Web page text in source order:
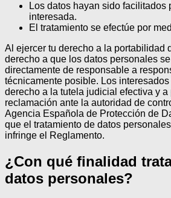
Los datos hayan sido facilitados
interesada.
El tratamiento se efectúe por
Al ejercer tu derecho a la portabilidad
derecho a que los datos personales
directamente de responsable a
técnicamente posible. Los
derecho a la tutela judicial efectiva y a
reclamación ante la autoridad de
Agencia Española de Protección de
que el tratamiento de datos
infringe el Reglamento.
¿Con qué finalidad
datos personales?